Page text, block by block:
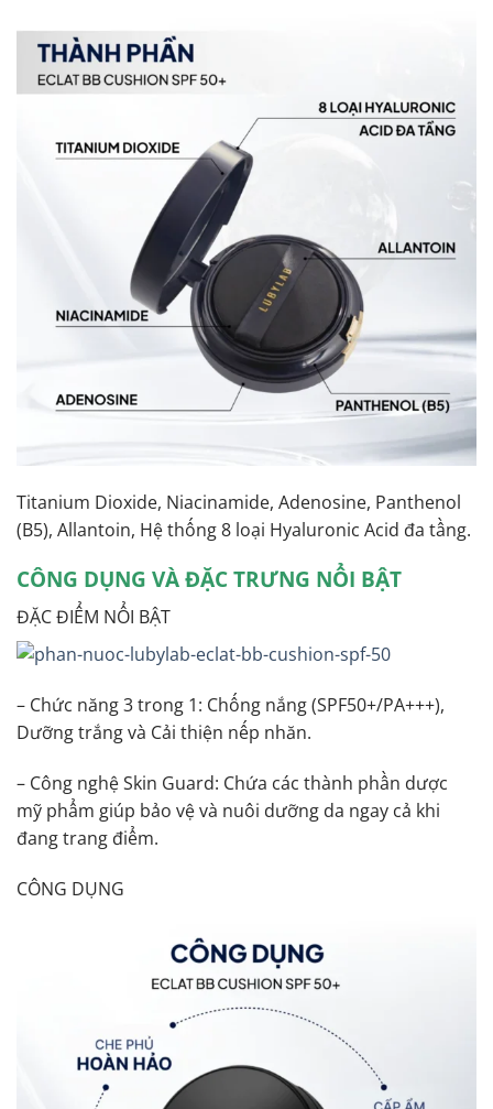
Titanium Dioxide, Niacinamide, Adenosine, Panthenol
(B5), Allantoin, Hệ thống 8 loại Hyaluronic Acid đa tầng.
CÔNG DỤNG VÀ ĐẶC TRƯNG NỔI BẬT
ĐẶC ĐIỂM NỔI BẬT
– Chức năng 3 trong 1: Chống nắng (SPF50+/PA+++),
Dưỡng trắng và Cải thiện nếp nhăn.
– Công nghệ Skin Guard: Chứa các thành phần dược
mỹ phẩm giúp bảo vệ và nuôi dưỡng da ngay cả khi
đang trang điểm.
CÔNG DỤNG